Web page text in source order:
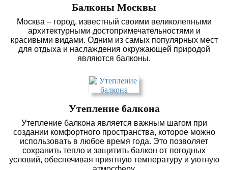
Балконы Москвы
Москва – город, известный своими великолепными
архитектурными достопримечательностями и
красивыми видами. Одним из самых популярных мест
для отдыха и наслаждения окружающей природой
являются балконы.
Утепление балкона
Утепление балкона является важным шагом при
создании комфортного пространства, которое можно
использовать в любое время года. Это позволяет
сохранить тепло и защитить балкон от погодных
условий, обеспечивая приятную температуру и уютную